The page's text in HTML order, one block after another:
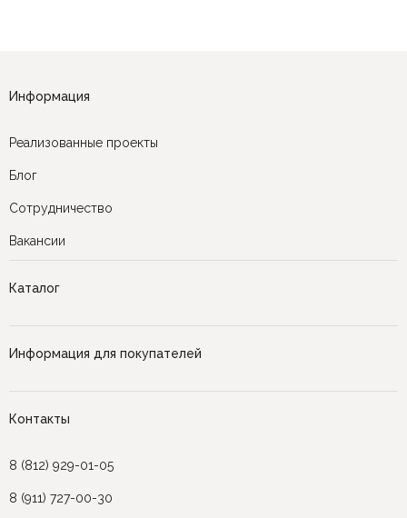
Информация
Реализованные проекты
Блог
Сотрудничество
Вакансии
Каталог
Информация для покупателей
Контакты
8 (812) 929-01-05
8 (911) 727-00-30